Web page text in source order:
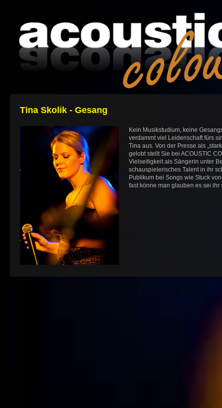
Tina Skolik - Gesang
Kein Musikstudium, keine
verdammt viel Leidenschaft fürs
Tina aus. Von der Presse als
gelobt stellt Sie bei ACOUSTIC
Vielseitigkeit als Sängerin unter
schauspielerisches Talent in ihr
Publikum bei Songs wie Stuck
fast könne man glauben es sei ihr